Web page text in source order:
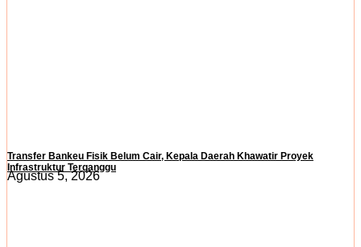
Transfer Bankeu Fisik Belum Cair, Kepala Daerah Khawatir Proyek
Infrastruktur Terganggu
Agustus 5, 2026